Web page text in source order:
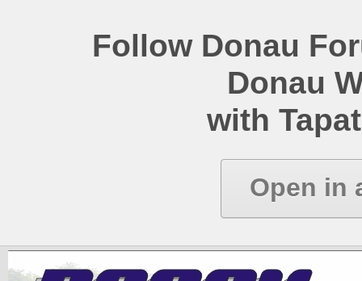
Follow Donau
Donau
with
Open in